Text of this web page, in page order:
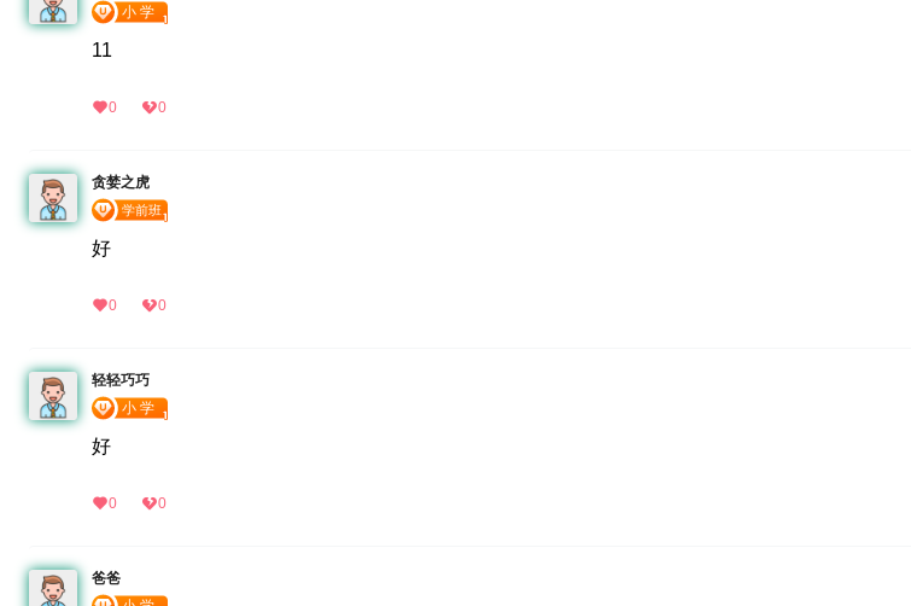
11
0 0
贪婪之虎
好
0 0
轻轻巧巧
好
0 0
爸爸